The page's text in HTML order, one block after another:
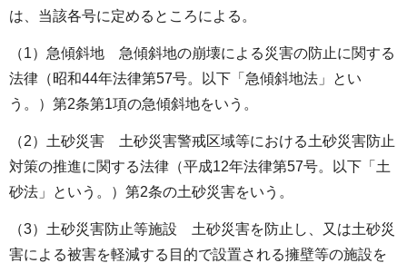
は、当該各号に定めるところによる。
（1）急傾斜地 急傾斜地の崩壊による災害の防止に関する
法律（昭和44年法律第57号。以下「急傾斜地法」とい
う。）第2条第1項の急傾斜地をいう。
（2）土砂災害 土砂災害警戒区域等における土砂災害防止
対策の推進に関する法律（平成12年法律第57号。以下「土
砂法」という。）第2条の土砂災害をいう。
（3）土砂災害防止等施設 土砂災害を防止し、又は土砂災
害による被害を軽減する目的で設置される擁壁等の施設を